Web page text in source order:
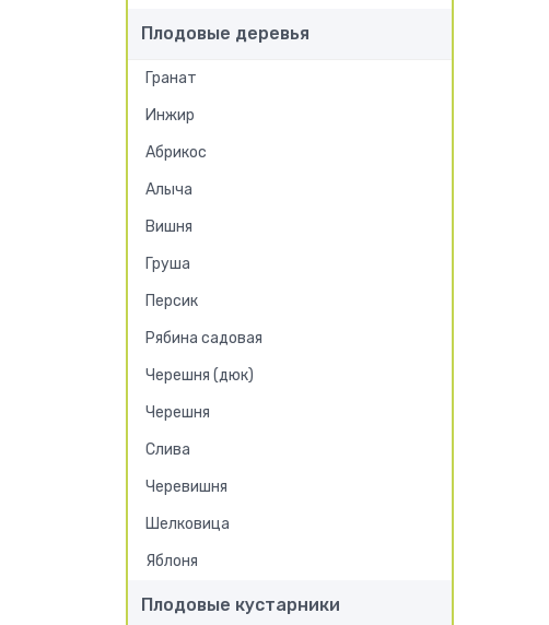
Плодовые деревья
Гранат
Инжир
Абрикос
Алыча
Вишня
Груша
Персик
Рябина садовая
Черешня (дюк)
Черешня
Слива
Черевишня
Шелковица
Яблоня
Плодовые кустарники